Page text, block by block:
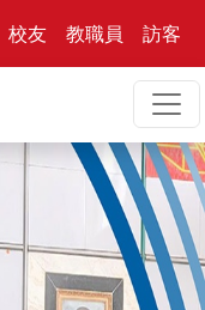
校友 教職員 訪客